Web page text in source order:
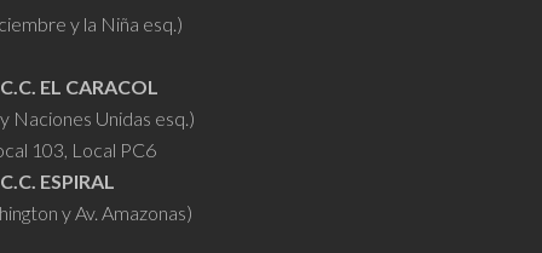
página
producto
y la Niña esq.)
EL CARACOL
Naciones Unidas esq.)
103, Local PC6
ESPIRAL
y Av. Amazonas)